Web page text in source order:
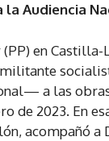
Audiencia
en Castilla-
a las
de 2023. En
acompañó a